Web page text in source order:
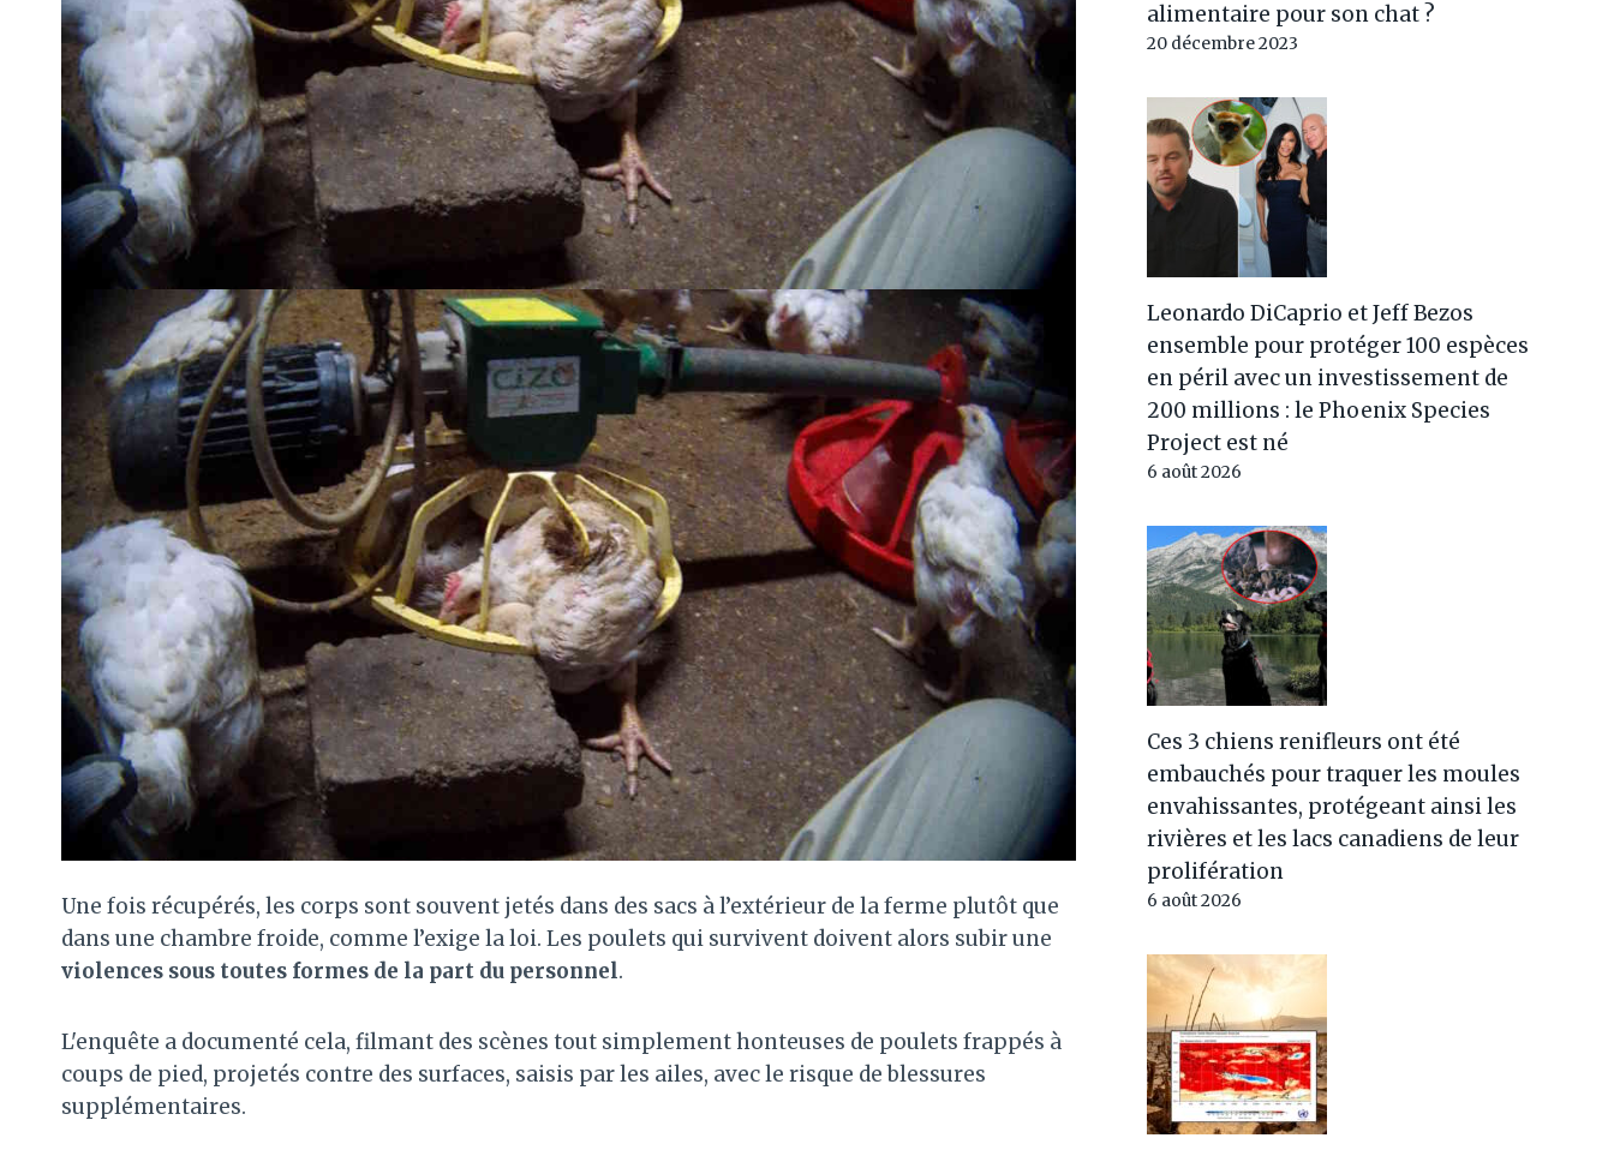
Une fois récupérés, les corps sont souvent jetés dans des sacs à l’extérieur de la ferme plutôt que
dans une chambre froide, comme l’exige la loi. Les poulets qui survivent doivent alors subir une
violences sous toutes formes de la part du personnel.
L'enquête a documenté cela, filmant des scènes tout simplement honteuses de poulets frappés à
coups de pied, projetés contre des surfaces, saisis par les ailes, avec le risque de blessures
supplémentaires.
alimentaire pour son chat ?
20 décembre 2023
Leonardo DiCaprio et Jeff Bezos
ensemble pour protéger 100 espèces
en péril avec un investissement de
200 millions : le Phoenix Species
Project est né
6 août 2026
Ces 3 chiens renifleurs ont été
embauchés pour traquer les moules
envahissantes, protégeant ainsi les
rivières et les lacs canadiens de leur
prolifération
6 août 2026